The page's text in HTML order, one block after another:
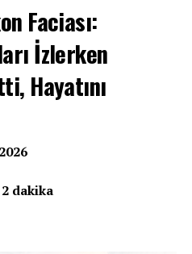
altında yatan
kararı mı, yoksa
sert bir mesaj mı?
bilinmeyenleri…
Faciası:
İzlerken
Hayatını
dakika